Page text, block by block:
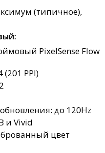
(типичное),
PixelSense Flow
PPI)
до 120Hz
и Vivid
цвет